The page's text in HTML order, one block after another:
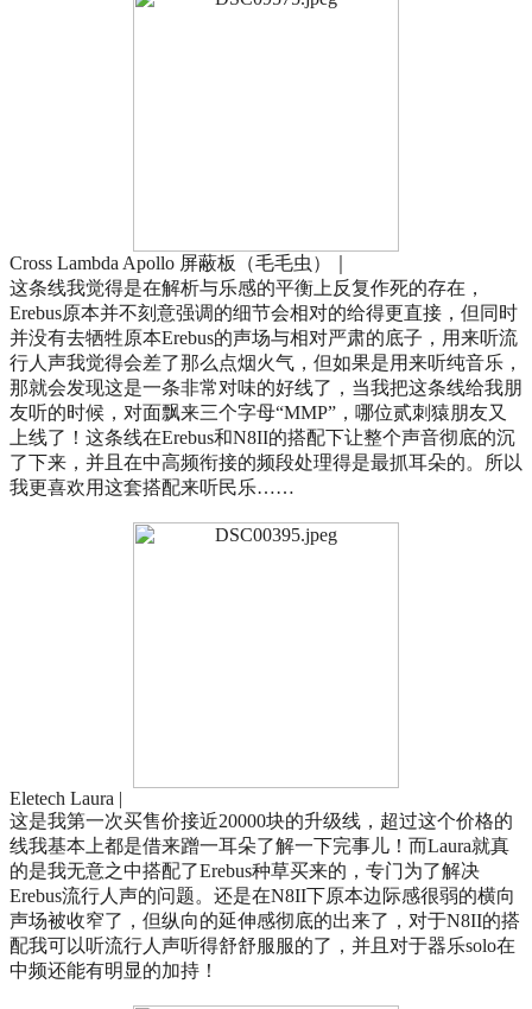
Cross Lambda Apollo 屏蔽板（毛毛虫）｜
这条线我觉得是在解析与乐感的平衡上反复作死的存在，
Erebus原本并不刻意强调的细节会相对的给得更直接，但同时
并没有去牺牲原本Erebus的声场与相对严肃的底子，用来听流
行人声我觉得会差了那么点烟火气，但如果是用来听纯音乐，
那就会发现这是一条非常对味的好线了，当我把这条线给我朋
友听的时候，对面飘来三个字母“MMP”，哪位贰刺猿朋友又
上线了！这条线在Erebus和N8II的搭配下让整个声音彻底的沉
了下来，并且在中高频衔接的频段处理得是最抓耳朵的。所以
我更喜欢用这套搭配来听民乐……
Eletech Laura |
这是我第一次买售价接近20000块的升级线，超过这个价格的
线我基本上都是借来蹭一耳朵了解一下完事儿！而Laura就真
的是我无意之中搭配了Erebus种草买来的，专门为了解决
Erebus流行人声的问题。还是在N8II下原本边际感很弱的横向
声场被收窄了，但纵向的延伸感彻底的出来了，对于N8II的搭
配我可以听流行人声听得舒舒服服的了，并且对于器乐solo在
中频还能有明显的加持！